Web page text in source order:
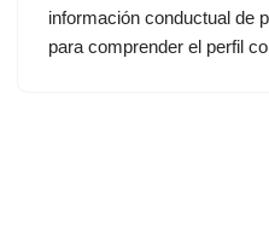
información conductual de
para comprender el perfil